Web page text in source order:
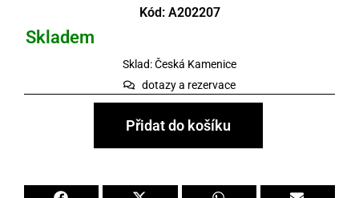
Kód: A202207
Skladem
Sklad: Česká Kamenice
dotazy a rezervace
Přidat do košíku